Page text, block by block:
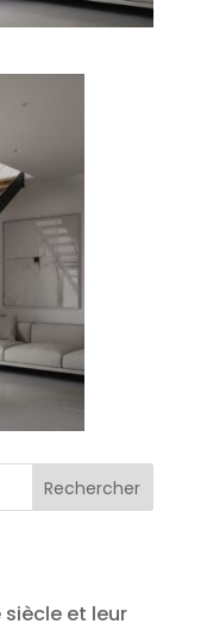
siècle et leur